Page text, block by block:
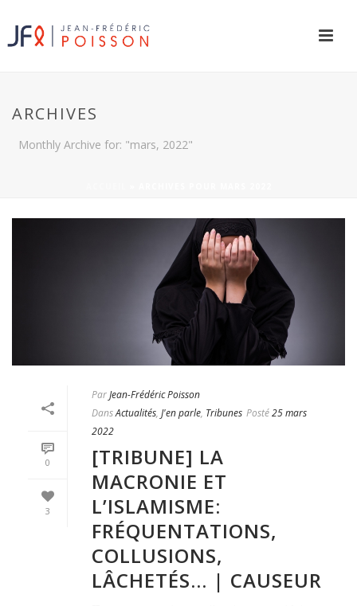
ARCHIVES
Monthly Archive for: "mars, 2022"
0
3
ParJean-Frédéric Poisson
DansActualités, J'en parle, Tribunes Posté25 mars
2022
[TRIBUNE] LA
MACRONIE ET
L’ISLAMISME:
FRÉQUENTATIONS,
COLLUSIONS,
LÂCHETÉS… | CAUSEUR